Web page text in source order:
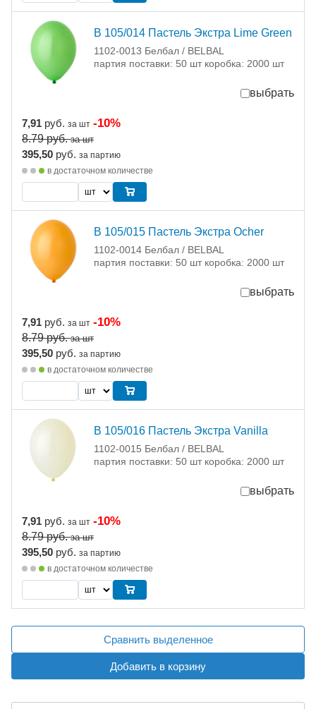
В 105/014 Пастель Экстра Lime Green
1102-0013 Белбал / BELBAL
партия поставки: 50 шт коробка: 2000 шт
выбрать
7,91 руб. за шт -10%
8.79руб. за шт
395,50 руб. за партию
в достаточном количестве
В 105/015 Пастель Экстра Ocher
1102-0014 Белбал / BELBAL
партия поставки: 50 шт коробка: 2000 шт
выбрать
7,91 руб. за шт -10%
8.79руб. за шт
395,50 руб. за партию
в достаточном количестве
В 105/016 Пастель Экстра Vanilla
1102-0015 Белбал / BELBAL
партия поставки: 50 шт коробка: 2000 шт
выбрать
7,91 руб. за шт -10%
8.79руб. за шт
395,50 руб. за партию
в достаточном количестве
Сравнить выделенное
Добавить в корзину